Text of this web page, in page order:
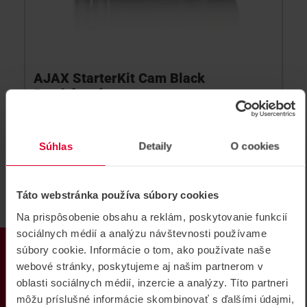
Súhlas Detaily O cookies
Táto webstránka používa súbory cookies
Na prispôsobenie obsahu a reklám, poskytovanie funkcií
sociálnych médií a analýzu návštevnosti používame
súbory cookie. Informácie o tom, ako používate naše
webové stránky, poskytujeme aj našim partnerom v
oblasti sociálnych médií, inzercie a analýzy. Títo partneri
môžu príslušné informácie skombinovať s ďalšími údajmi,
PRODUKTY
AJAX StarterKit Cam Black
Bezdrôtový set